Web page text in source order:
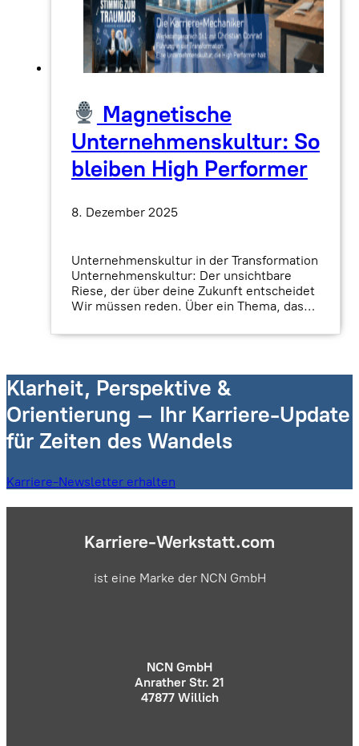
Magnetische
Unternehmenskultur: So
bleiben High Performer
8. Dezember 2025
Unternehmenskultur in der Transformation
Unternehmenskultur: Der unsichtbare
Riese, der über deine Zukunft entscheidet
Wir müssen reden. Über ein Thema, das…
Klarheit, Perspektive &
Orientierung – Ihr Karriere-Update
für Zeiten des Wandels
Karriere-Newsletter erhalten
Karriere-Werkstatt.com
ist eine Marke der NCN GmbH
NCN GmbH
Anrather Str. 21
47877 Willich